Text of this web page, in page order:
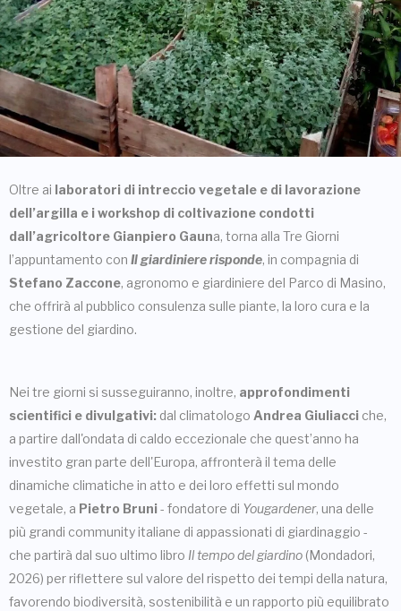
Oltre ai laboratori di intreccio vegetale e di lavorazione
dell’argilla e i workshop di coltivazione condotti
dall’agricoltore Gianpiero Gauna, torna alla Tre Giorni
l’appuntamento con Il giardiniere risponde, in compagnia di
Stefano Zaccone, agronomo e giardiniere del Parco di Masino,
che offrirà al pubblico consulenza sulle piante, la loro cura e la
gestione del giardino.
Nei tre giorni si susseguiranno, inoltre, approfondimenti
scientifici e divulgativi: dal climatologo Andrea Giuliacci che,
a partire dall'ondata di caldo eccezionale che quest’anno ha
investito gran parte dell'Europa, affronterà il tema delle
dinamiche climatiche in atto e dei loro effetti sul mondo
vegetale, a Pietro Bruni- fondatore di Yougardener, una delle
più grandi community italiane di appassionati di giardinaggio -
che partirà dal suo ultimo libro Il tempo del giardino (Mondadori,
2026) per riflettere sul valore del rispetto dei tempi della natura,
favorendo biodiversità, sostenibilità e un rapporto più equilibrato